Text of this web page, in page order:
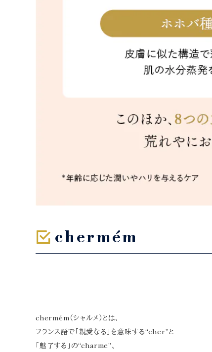
chermém
chermém（シャルメ）とは、
フランス語で「親愛なる」を意味する“cher”と
「魅了する」の“charme”、